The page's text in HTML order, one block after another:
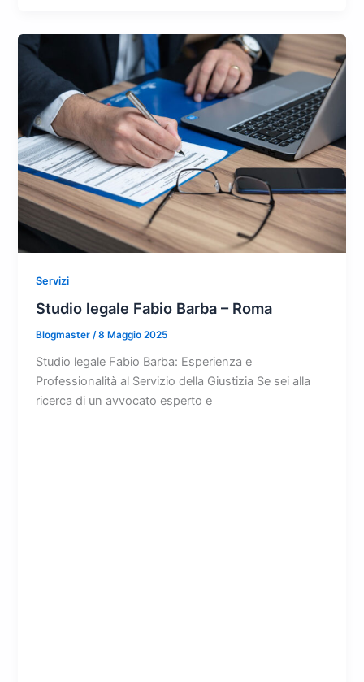
Servizi
Studio legale Fabio Barba – Roma
Blogmaster/8 Maggio 2025
Studio legale Fabio Barba: Esperienza e
Professionalità al Servizio della Giustizia Se sei alla
ricerca di un avvocato esperto e